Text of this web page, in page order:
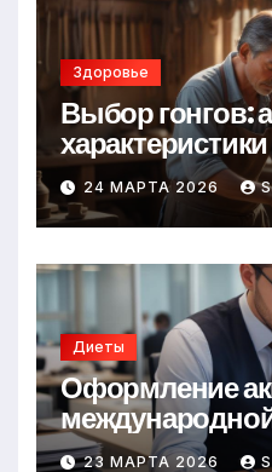
Здоровье
Выбор гонгов:
характеристики
24 МАРТА 2026
Диеты
Оформление
23 МАРТА 2026